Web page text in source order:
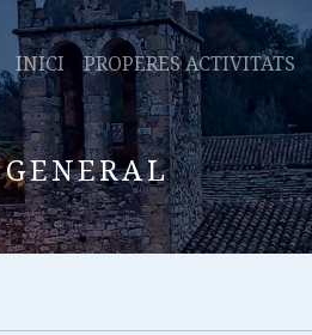
INICI PROPERES ACTIVITATS